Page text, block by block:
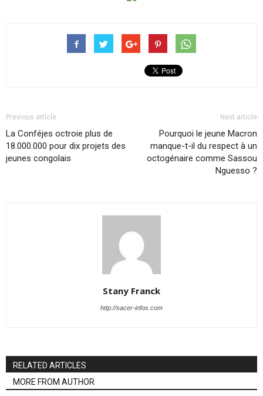
Previous article
La Conféjes octroie plus de
18.000.000 pour dix projets des
jeunes congolais
Next article
Pourquoi le jeune Macron
manque-t-il du respect à un
octogénaire comme Sassou
Nguesso ?
Stany Franck
http://sacer-infos.com
RELATED ARTICLES
MORE FROM AUTHOR